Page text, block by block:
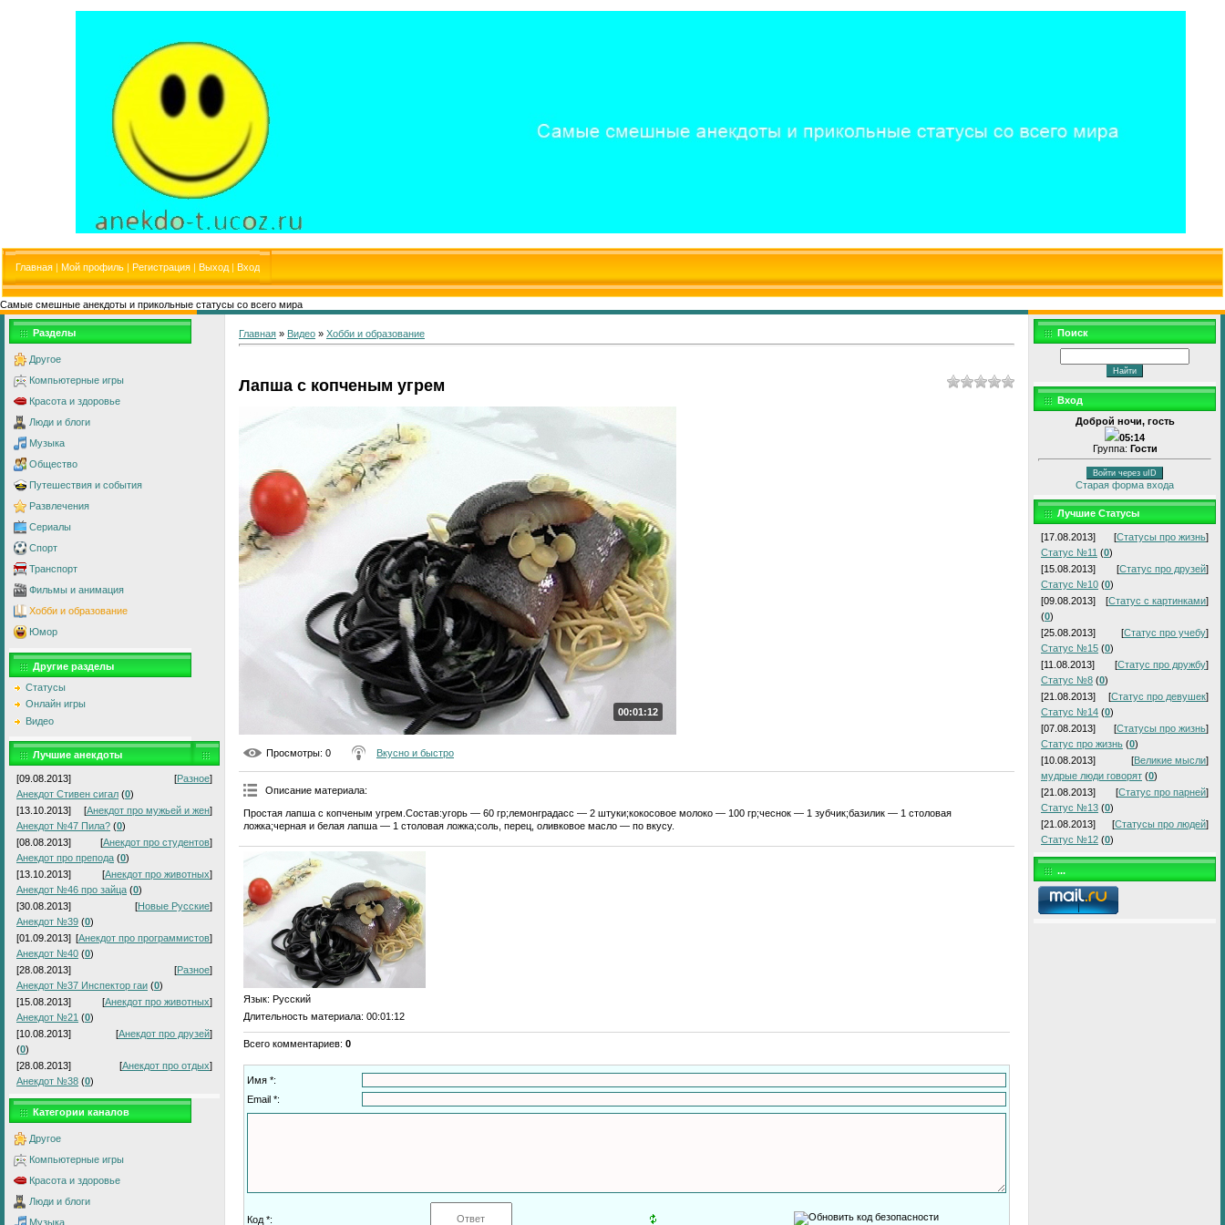
Главная | Мой профиль | Регистрация | Выход | Вход
Самые смешные анекдоты и прикольные статусы со всего мира
Разделы
Другое
Компьютерные игры
Красота и здоровье
Люди и блоги
Музыка
Общество
Путешествия и события
Развлечения
Сериалы
Спорт
Транспорт
Фильмы и анимация
Хобби и образование
Юмор
Другие разделы
Статусы
Онлайн игры
Видео
Лучшие анекдоты
[09.08.2013] [Разное]
Анекдот Стивен сигал (0)
[13.10.2013]
[Анекдот про мужьей и жен]
Анекдот №47 Пила? (0)
[08.08.2013]
[Анекдот про студентов]
Анекдот про препода (0)
[13.10.2013]
[Анекдот про животных]
Анекдот №46 про зайца (0)
[30.08.2013]
[Новые Русские]
Анекдот №39 (0)
[01.09.2013] [Анекдот про программистов]
Анекдот №40 (0)
[28.08.2013]
[Разное]
Анекдот №37 Инспектор гаи (0)
[15.08.2013]
[Анекдот про животных]
Анекдот №21 (0)
[10.08.2013]
[Анекдот про друзей]
(0)
[28.08.2013]
[Анекдот про отдых]
Анекдот №38 (0)
Категории каналов
Другое
Компьютерные игры
Красота и здоровье
Люди и блоги
Музыка
Главная » Видео » Хобби и образование
Лапша с копченым угрем
00:01:12
Просмотры: 0 Вкусно и быстро
Описание материала:
Простая лапша с копченым угрем.Состав:угорь — 60 гр;лемонградасс — 2 штуки;кокосовое молоко — 100 гр;чеснок — 1 зубчик;базилик — 1 столовая
ложка;черная и белая лапша — 1 столовая ложка;соль, перец, оливковое масло — по вкусу.
Язык: Русский
Длительность материала: 00:01:12
Всего комментариев: 0
Имя *:
Email *:
Код *:
Поиск
Вход
Доброй ночи, гость
05:14
Группа: Гости
Войти через uID
Старая форма входа
Лучшие Статусы
[17.08.2013] [Статусы про жизнь]
Статус №11 (0)
[15.08.2013]
[Статус про друзей]
Статус №10 (0)
[09.08.2013]
[Статус с картинками]
(0)
[25.08.2013]
[Статус про учебу]
Статус №15 (0)
[11.08.2013]
[Статус про дружбу]
Статус №8 (0)
[21.08.2013]
[Статус про девушек]
Статус №14 (0)
[07.08.2013]
[Статусы про жизнь]
Статус про жизнь (0)
[10.08.2013]
[Великие мысли]
мудрые люди говорят (0)
[21.08.2013]
[Статус про парней]
Статус №13 (0)
[21.08.2013]
[Статусы про людей]
Статус №12 (0)
...